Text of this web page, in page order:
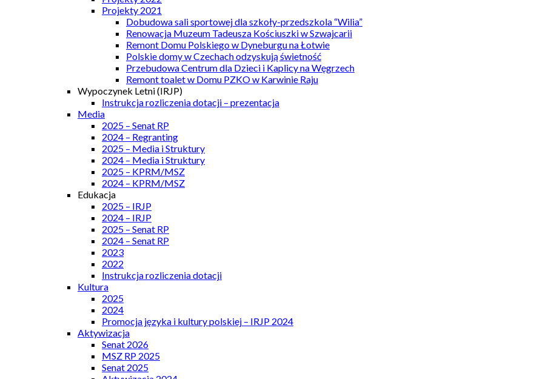
Projekty 2021
Dobudowa sali sportowej dla szkoły-przedszkola “Wilia”
Renowacja Muzeum Tadeusza Kościuszki w Szwajcarii
Remont Domu Polskiego w Dyneburgu na Łotwie
Polskie domy w Czechach odzyskują świetność
Przebudowa Centrum dla Dzieci i Kaplicy na Węgrzech
Remont toalet w Domu PZKO w Karwinie Raju
Wypoczynek Letni (IRJP)
Instrukcja rozliczenia dotacji – prezentacja
Media
2025 – Senat RP
2024 – Regranting
2025 – Media i Struktury
2024 – Media i Struktury
2025 – KPRM/MSZ
2024 – KPRM/MSZ
Edukacja
2025 – IRJP
2024 – IRJP
2025 – Senat RP
2024 – Senat RP
2023
2022
Instrukcja rozliczenia dotacji
Kultura
2025
2024
Promocja języka i kultury polskiej – IRJP 2024
Aktywizacja
Senat 2026
MSZ RP 2025
Senat 2025